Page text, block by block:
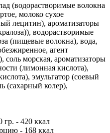
(водорастворимые волокна
молоко сухое
лецитин), ароматизаторы
водорастворимые
(пищевые волокна), вода,
агент
морская, ароматизаторы
(лимонная кислота),
эмульгатор (соевый
(сахарный колер),
гр. - 420 ккал
- 168 ккал